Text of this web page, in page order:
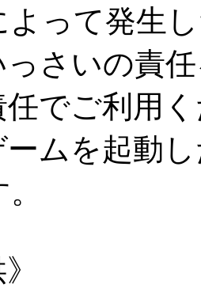
よって発生
の責任を
でご利用
起動した